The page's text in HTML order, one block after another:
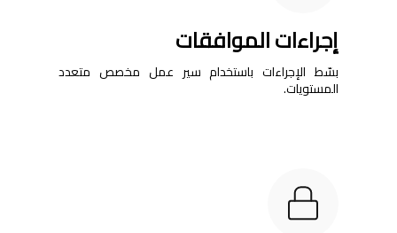
إجراءات الموافقات
بسّط الإجراءات باستخدام سير عمل مخصص متعدد
المستويات.